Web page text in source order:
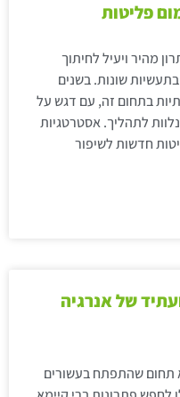
פליטות
מהיר ויעיל לחיתוך
שונות. בשנים
בתחום זה, עם דגש על
לתהליך. אסטרטגיות
חדשות לשיפור
של אנרגיה
תחום שהתפתח בעשורים